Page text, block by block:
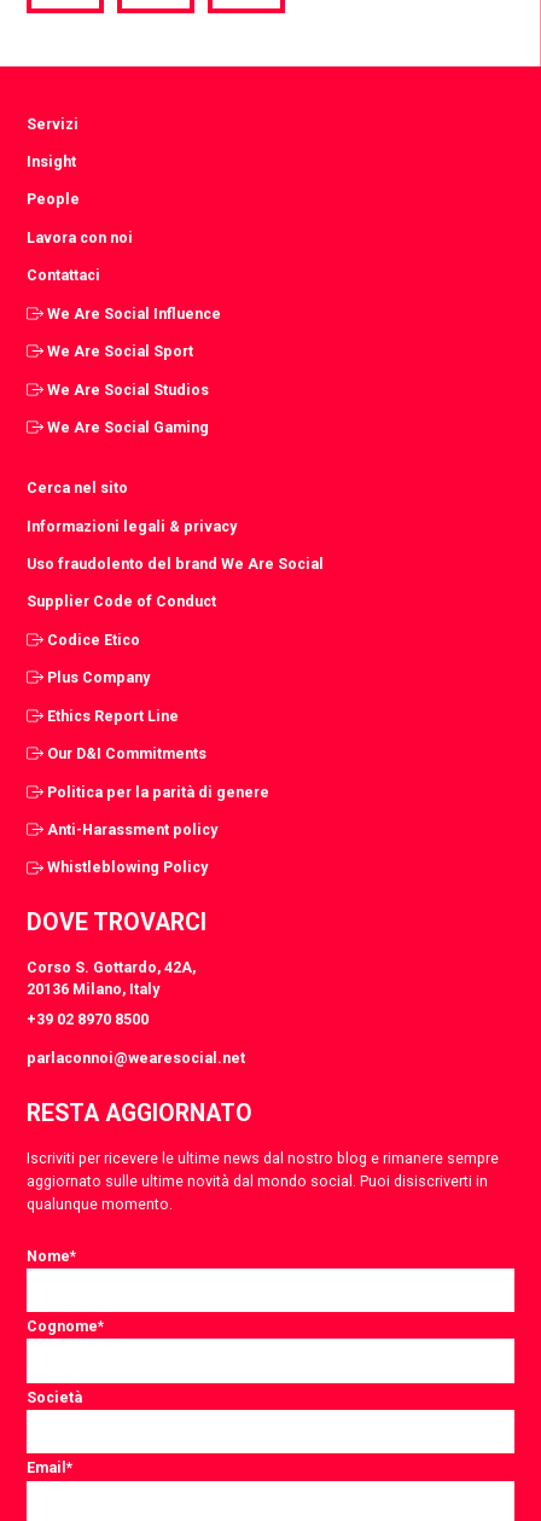
via
via
via
Servizi
Insight
People
Lavora con noi
Contattaci
We Are Social Influence
We Are Social Sport
We Are Social Studios
We Are Social Gaming
Cerca nel sito
Informazioni legali & privacy
Uso fraudolento del brand We Are Social
Supplier Code of Conduct
Codice Etico
Plus Company
Ethics Report Line
Our D&I Commitments
Politica per la parità di genere
Anti-Harassment policy
Whistleblowing Policy
DOVE TROVARCI
Corso S. Gottardo, 42A,
20136 Milano, Italy
+39 02 8970 8500
parlaconnoi@wearesocial.net
RESTA AGGIORNATO
Iscriviti per ricevere le ultime news dal nostro blog e rimanere sempre
aggiornato sulle ultime novità dal mondo social. Puoi disiscriverti in
qualunque momento.
Nome*
Cognome*
Società
Email*